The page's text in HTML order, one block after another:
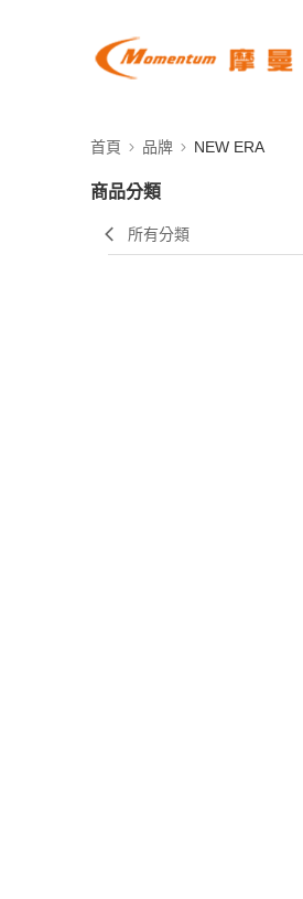
首頁 品牌 NEW ERA
商品分類
所有分類